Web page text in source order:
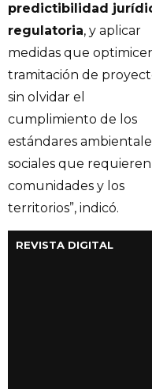
predictibilidad
regulatoria, y aplicar
medidas que
tramitación de
sin olvidar el
cumplimiento de los
estándares
sociales que requieren
comunidades y los
territorios”, indicó.
REVISTA DIGITAL